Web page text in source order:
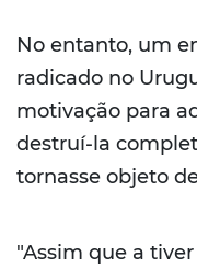
No entanto, um
radicado no
motivação para
destruí-la
tornasse objeto
"Assim que a